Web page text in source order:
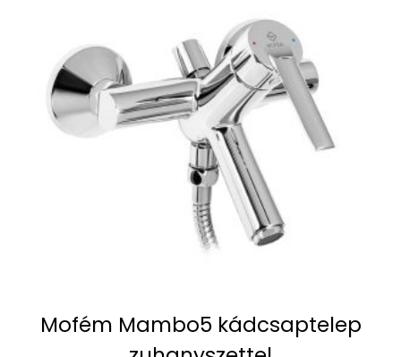
Mofém Mambo5 kádcsaptelep